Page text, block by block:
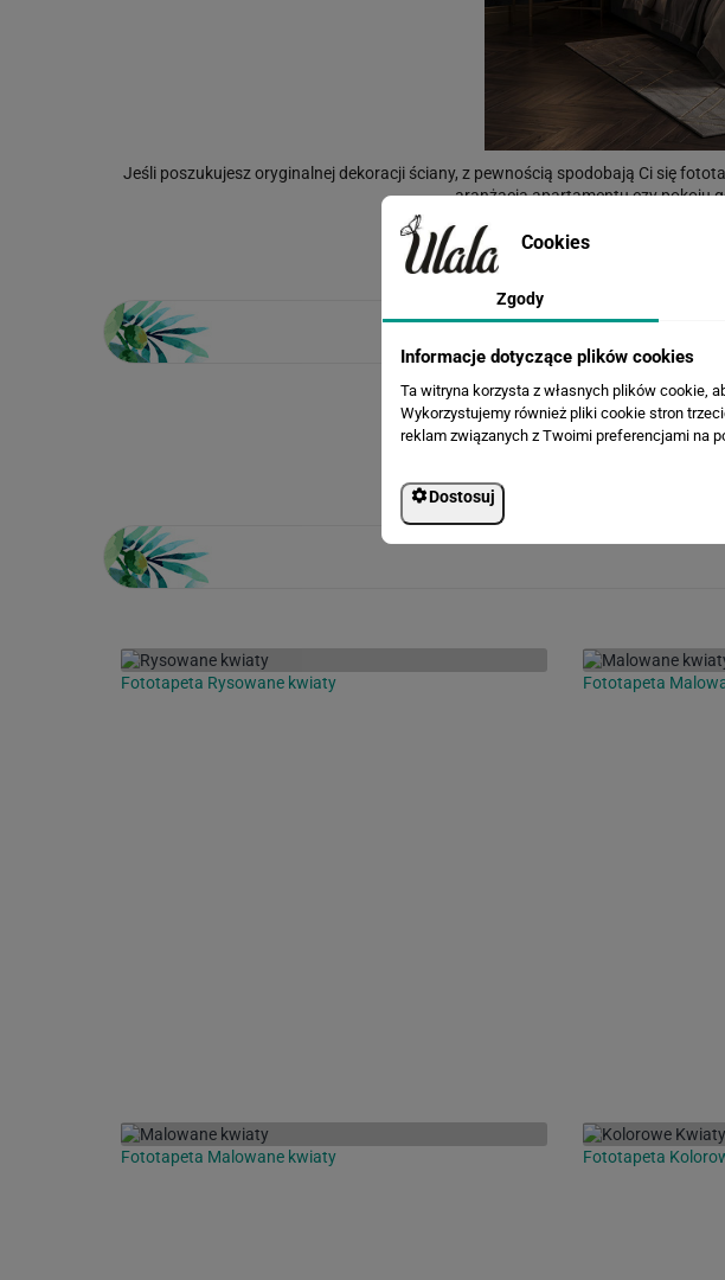
Jeśli poszukujesz oryginalnej dekoracji ściany, z pewnością spodobają Ci się
aranżacja apartamentu czy pokoju
Masz jakieś wątpliwości?
Loading...
Fototapeta Rysowane kwiaty Fototapeta
Fototapeta Malowane kwiaty Fototapeta
Cookies
Zgody
Informacje dotyczące plików cookies
Ta witryna korzysta z własnych plików cookie,
Wykorzystujemy również pliki cookie stron
reklam związanych z Twoimi preferencjami na
Dostosuj